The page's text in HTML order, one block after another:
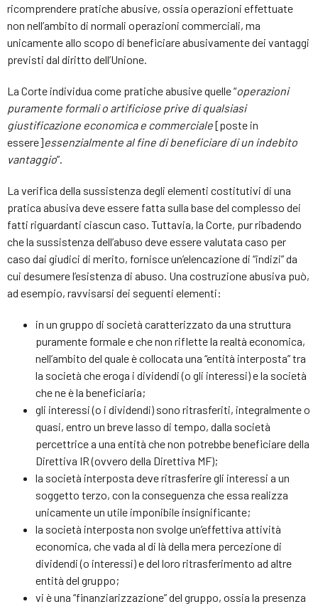
ricomprendere pratiche abusive, ossia operazioni effettuate
non nell’ambito di normali operazioni commerciali, ma
unicamente allo scopo di beneficiare abusivamente dei vantaggi
previsti dal diritto dell’Unione.
La Corte individua come pratiche abusive quelle “operazioni
puramente formali o artificiose prive di qualsiasi
giustificazione economica e commerciale[poste in
essere]essenzialmente al fine di beneficiare di un indebito
vantaggio”.
La verifica della sussistenza degli elementi costitutivi di una
pratica abusiva deve essere fatta sulla base del complesso dei
fatti riguardanti ciascun caso. Tuttavia, la Corte, pur ribadendo
che la sussistenza dell’abuso deve essere valutata caso per
caso dai giudici di merito, fornisce un’elencazione di “indizi” da
cui desumere l’esistenza di abuso. Una costruzione abusiva può,
ad esempio, ravvisarsi dei seguenti elementi:
in un gruppo di società caratterizzato da una struttura
puramente formale e che non riflette la realtà economica,
nell’ambito del quale è collocata una “entità interposta” tra
la società che eroga i dividendi (o gli interessi) e la società
che ne è la beneficiaria;
gli interessi (o i dividendi) sono ritrasferiti, integralmente o
quasi, entro un breve lasso di tempo, dalla società
percettrice a una entità che non potrebbe beneficiare della
Direttiva IR (ovvero della Direttiva MF);
la società interposta deve ritrasferire gli interessi a un
soggetto terzo, con la conseguenza che essa realizza
unicamente un utile imponibile insignificante;
la società interposta non svolge un’effettiva attività
economica, che vada al di là della mera percezione di
dividendi (o interessi) e del loro ritrasferimento ad altre
entità del gruppo;
vi è una “finanziarizzazione” del gruppo, ossia la presenza